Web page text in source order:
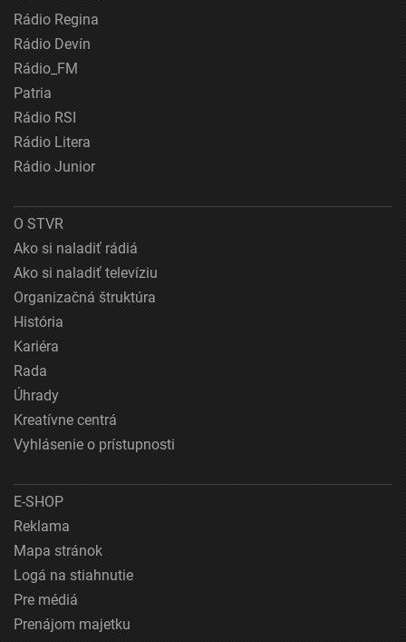
Rádio Regina
Rádio Devín
Rádio_FM
Patria
Rádio RSI
Rádio Litera
Rádio Junior
O STVR
Ako si naladiť rádiá
Ako si naladiť televíziu
Organizačná štruktúra
História
Kariéra
Rada
Úhrady
Kreatívne centrá
Vyhlásenie o prístupnosti
E-SHOP
Reklama
Mapa stránok
Logá na stiahnutie
Pre médiá
Prenájom majetku